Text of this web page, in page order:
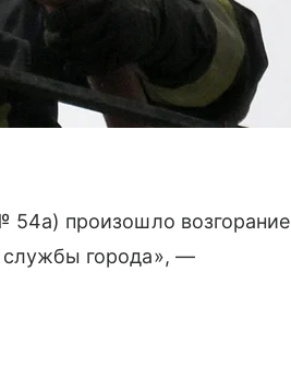
произошло возгорание
службы города», —